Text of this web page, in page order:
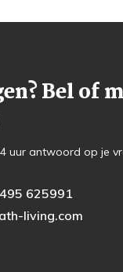
Bel of
uur antwoord op je
625991
living.com